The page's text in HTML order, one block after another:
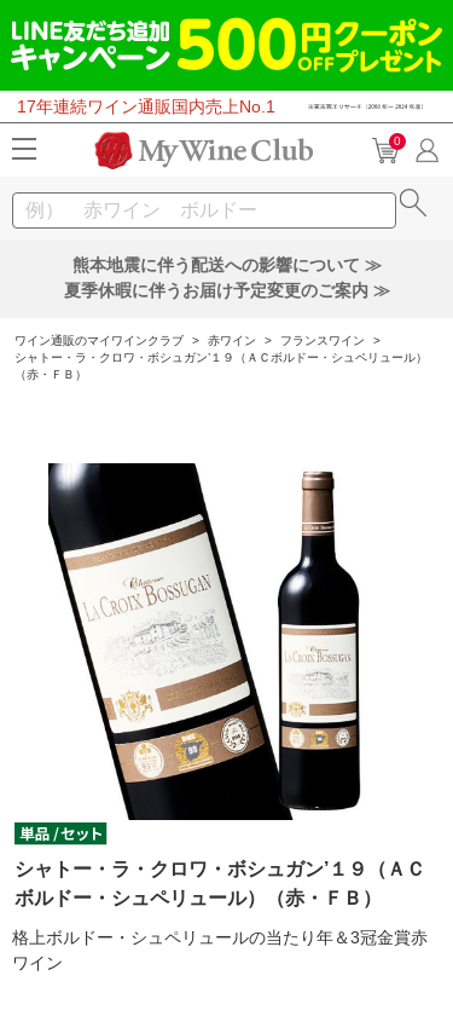
17年連続ワイン通販国内売上No.1
0
熊本地震に伴う配送への影響について ≫
夏季休暇に伴うお届け予定変更のご案内 ≫
ワイン通販のマイワインクラブ > 赤ワイン > フランスワイン
>
シャトー・ラ・クロワ・ボシュガン’１９（ＡＣボルドー・シュペリュール）
（赤・ＦＢ）
シャトー・ラ・クロワ・ボシュガン’１９（ＡＣ
ボルドー・シュペリュール）（赤・ＦＢ）
格上ボルドー・シュペリュールの当たり年＆3冠金賞赤
ワイン